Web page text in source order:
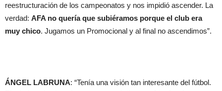
reestructuración de los campeonatos y nos impidió ascender. La
verdad: AFA no quería que subiéramos porque el club era
muy chico. Jugamos un Promocional y al final no ascendimos”.
ÁNGEL LABRUNA: “Tenía una visión tan interesante del fútbol.